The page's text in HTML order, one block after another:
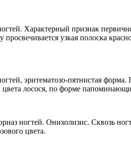
Характерный признак
просвечивается узкая полоска
эритематозо-пятнистая
лосося, по форме
ногтей. Онихолизис. Сквозь
цвета.